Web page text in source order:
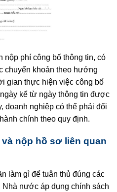
nộp phí công bố thông tin, có
chuyển khoản theo hướng
gian thực hiện việc công bố
kể từ ngày thông tin được
doanh nghiệp có thể phải đối
chính theo quy định.
nộp hồ sơ liên quan
làm gì để tuân thủ đúng các
Nhà nước áp dụng chính sách